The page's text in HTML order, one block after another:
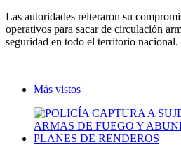
Las autoridades reiteraron su
operativos para sacar de circulación
seguridad en todo el territorio nacional.
Más vistos